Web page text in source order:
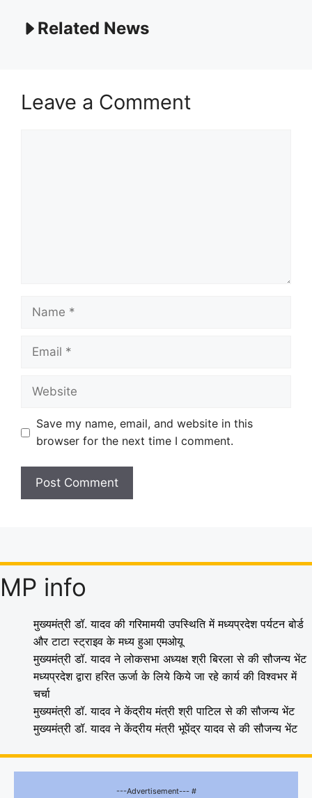
Related News
Leave a Comment
Name
Email
Website
Save my name, email, and website in this
browser for the next time I comment.
MP info
मुख्यमंत्री डॉ. यादव की गरिमामयी उपस्थिति में मध्यप्रदेश पर्यटन बोर्ड
और टाटा स्ट्राइव के मध्य हुआ एमओयू
मुख्यमंत्री डॉ. यादव ने लोकसभा अध्यक्ष श्री बिरला से की सौजन्य भेंट
मध्यप्रदेश द्वारा हरित ऊर्जा के लिये किये जा रहे कार्य की विश्वभर में
चर्चा
मुख्यमंत्री डॉ. यादव ने केंद्रीय मंत्री श्री पाटिल से की सौजन्य भेंट
मुख्यमंत्री डॉ. यादव ने केंद्रीय मंत्री भूपेंद्र यादव से की सौजन्य भेंट
---Advertisement--- #